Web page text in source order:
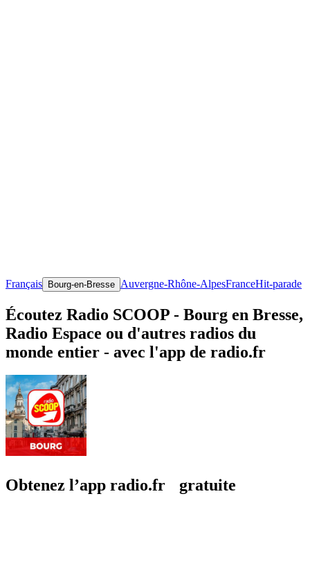
Français Bourg-en-Bresse Auvergne-Rhône-AlpesFranceHit-parade
Écoutez Radio SCOOP - Bourg en Bresse,
Radio Espace ou d'autres radios du
monde entier - avec l'app de radio.fr
Obtenez l’app radio.fr gratuite